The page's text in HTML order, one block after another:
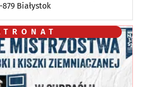
879 Białystok